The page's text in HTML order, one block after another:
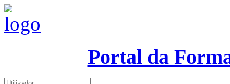
Portal da